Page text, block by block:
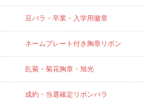
豆バラ・卒業・入学用徽章
ネームプレート付き胸章リボン
乱菊・菊花胸章・旭光
成約・当選確定リボンバラ